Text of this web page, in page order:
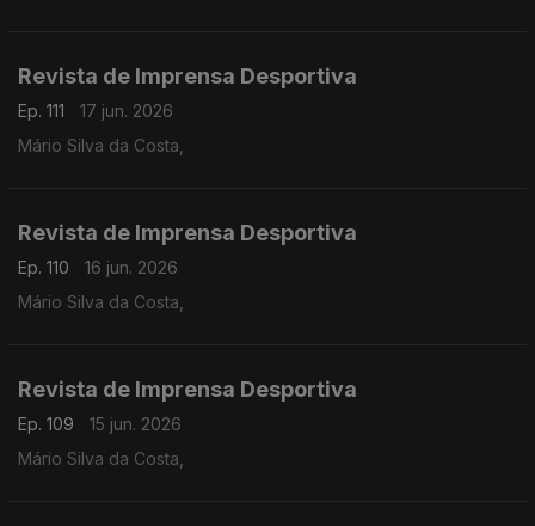
Revista de Imprensa Desportiva
Ep. 111
17 jun. 2026
Mário Silva da Costa,
Revista de Imprensa Desportiva
Ep. 110
16 jun. 2026
Mário Silva da Costa,
Revista de Imprensa Desportiva
Ep. 109
15 jun. 2026
Mário Silva da Costa,